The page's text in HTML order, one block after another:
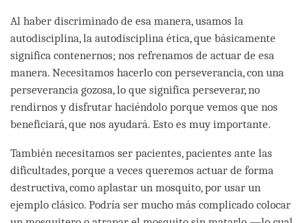
Al haber discriminado de esa manera, usamos la
autodisciplina, la autodisciplina ética, que básicamente
significa contenernos; nos refrenamos de actuar de esa
manera. Necesitamos hacerlo con perseverancia, con una
perseverancia gozosa, lo que significa perseverar, no
rendirnos y disfrutar haciéndolo porque vemos que nos
beneficiará, que nos ayudará. Esto es muy importante.
También necesitamos ser pacientes, pacientes ante las
dificultades, porque a veces queremos actuar de forma
destructiva, como aplastar un mosquito, por usar un
ejemplo clásico. Podría ser mucho más complicado colocar